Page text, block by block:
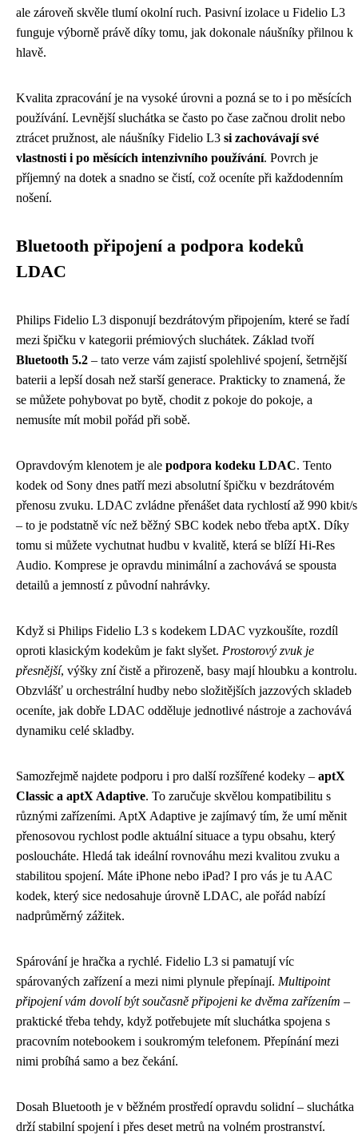
ale zároveň skvěle tlumí okolní ruch. Pasivní izolace u Fidelio L3
funguje výborně právě díky tomu, jak dokonale náušníky přilnou k
hlavě.
Kvalita zpracování je na vysoké úrovni a pozná se to i po měsících
používání. Levnější sluchátka se často po čase začnou drolit nebo
ztrácet pružnost, ale náušníky Fidelio L3 si zachovávají své
vlastnosti i po měsících intenzivního používání. Povrch je
příjemný na dotek a snadno se čistí, což oceníte při každodenním
nošení.
Bluetooth připojení a podpora kodeků
LDAC
Philips Fidelio L3 disponují bezdrátovým připojením, které se řadí
mezi špičku v kategorii prémiových sluchátek. Základ tvoří
Bluetooth 5.2 – tato verze vám zajistí spolehlivé spojení, šetrnější
baterii a lepší dosah než starší generace. Prakticky to znamená, že
se můžete pohybovat po bytě, chodit z pokoje do pokoje, a
nemusíte mít mobil pořád při sobě.
Opravdovým klenotem je ale podpora kodeku LDAC. Tento
kodek od Sony dnes patří mezi absolutní špičku v bezdrátovém
přenosu zvuku. LDAC zvládne přenášet data rychlostí až 990 kbit/s
– to je podstatně víc než běžný SBC kodek nebo třeba aptX. Díky
tomu si můžete vychutnat hudbu v kvalitě, která se blíží Hi-Res
Audio. Komprese je opravdu minimální a zachovává se spousta
detailů a jemností z původní nahrávky.
Když si Philips Fidelio L3 s kodekem LDAC vyzkoušíte, rozdíl
oproti klasickým kodekům je fakt slyšet. Prostorový zvuk je
přesnější, výšky zní čistě a přirozeně, basy mají hloubku a kontrolu.
Obzvlášť u orchestrální hudby nebo složitějších jazzových skladeb
oceníte, jak dobře LDAC odděluje jednotlivé nástroje a zachovává
dynamiku celé skladby.
Samozřejmě najdete podporu i pro další rozšířené kodeky – aptX
Classic a aptX Adaptive. To zaručuje skvělou kompatibilitu s
různými zařízeními. AptX Adaptive je zajímavý tím, že umí měnit
přenosovou rychlost podle aktuální situace a typu obsahu, který
posloucháte. Hledá tak ideální rovnováhu mezi kvalitou zvuku a
stabilitou spojení. Máte iPhone nebo iPad? I pro vás je tu AAC
kodek, který sice nedosahuje úrovně LDAC, ale pořád nabízí
nadprůměrný zážitek.
Spárování je hračka a rychlé. Fidelio L3 si pamatují víc
spárovaných zařízení a mezi nimi plynule přepínají. Multipoint
připojení vám dovolí být současně připojeni ke dvěma zařízením –
praktické třeba tehdy, když potřebujete mít sluchátka spojena s
pracovním notebookem i soukromým telefonem. Přepínání mezi
nimi probíhá samo a bez čekání.
Dosah Bluetooth je v běžném prostředí opravdu solidní – sluchátka
drží stabilní spojení i přes deset metrů na volném prostranství.